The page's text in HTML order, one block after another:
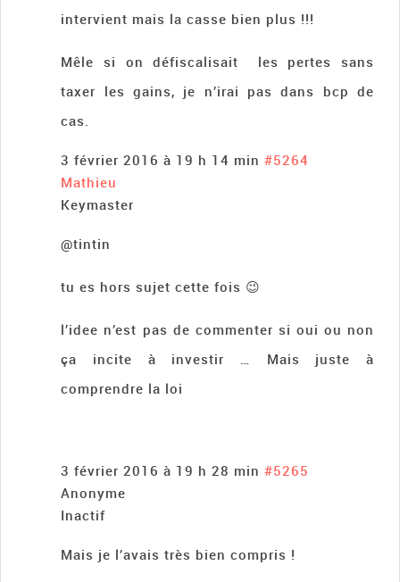
intervient mais la casse bien plus !!!
Mêle si on défiscalisait les pertes sans
taxer les gains, je n’irai pas dans bcp de
cas.
3 février 2016 à 19 h 14 min #5264
Mathieu
Keymaster
@tintin
tu es hors sujet cette fois 😉
l’idee n’est pas de commenter si oui ou non
ça incite à investir … Mais juste à
comprendre la loi
3 février 2016 à 19 h 28 min #5265
Anonyme
Inactif
Mais je l’avais très bien compris !